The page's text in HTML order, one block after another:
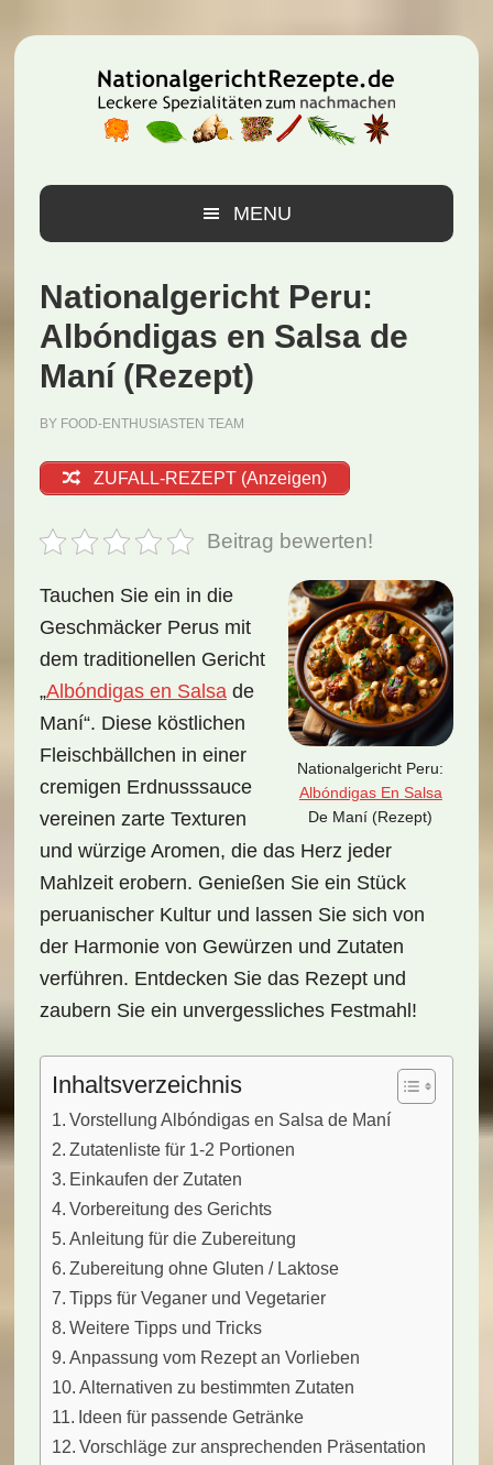
Hauptnavigation
Inhalt
Seitenspalte
MENU
Nationalgericht Peru:
Albóndigas en Salsa de
Maní (Rezept)
BY FOOD-ENTHUSIASTEN TEAM
ZUFALL-REZEPT (Anzeigen)
Beitrag bewerten!
Nationalgericht Peru:
Albóndigas En Salsa
De Maní (Rezept)
Tauchen Sie ein in die
Geschmäcker Perus mit
dem traditionellen Gericht
„Albóndigas en Salsade
Maní“. Diese köstlichen
Fleischbällchen in einer
cremigen Erdnusssauce
vereinen zarte Texturen
und würzige Aromen, die das Herz jeder
Mahlzeit erobern. Genießen Sie ein Stück
peruanischer Kultur und lassen Sie sich von
der Harmonie von Gewürzen und Zutaten
verführen. Entdecken Sie das Rezept und
zaubern Sie ein unvergessliches Festmahl!
Inhaltsverzeichnis
Vorstellung Albóndigas en Salsa de Maní
Zutatenliste für 1-2 Portionen
Einkaufen der Zutaten
Vorbereitung des Gerichts
Anleitung für die Zubereitung
Zubereitung ohne Gluten / Laktose
Tipps für Veganer und Vegetarier
Weitere Tipps und Tricks
Anpassung vom Rezept an Vorlieben
Alternativen zu bestimmten Zutaten
Ideen für passende Getränke
Vorschläge zur ansprechenden Präsentation